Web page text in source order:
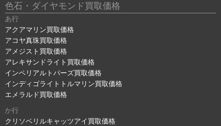
色石・ダイヤモンド買取価格
あ行
アクアマリン買取価格
アコヤ真珠買取価格
アメジスト買取価格
アレキサンドライト買取価格
インペリアルトパーズ買取価格
インディゴライトトルマリン買取価格
エメラルド買取価格
か行
クリソベリルキャッツアイ買取価格